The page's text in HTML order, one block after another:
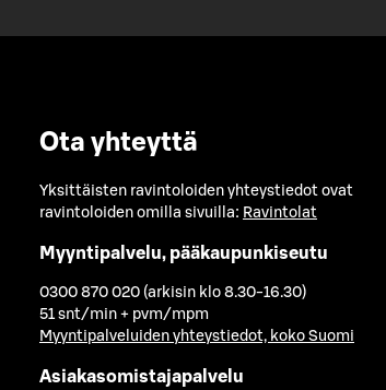
Ota yhteyttä
Yksittäisten ravintoloiden yhteystiedot ovat
ravintoloiden omilla sivuilla: Ravintolat
Myyntipalvelu, pääkaupunkiseutu
0300 870 020 (arkisin klo 8.30-16.30)
51 snt/min + pvm/mpm
Myyntipalveluiden yhteystiedot, koko Suomi
Asiakasomistajapalvelu